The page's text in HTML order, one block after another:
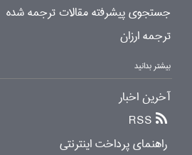
جستجوی پیشرفته مقالات ترجمه شده
ترجمه ارزان
بیشتر بدانید
آخرین اخبار
RSS
راهنمای پرداخت اینترنتی